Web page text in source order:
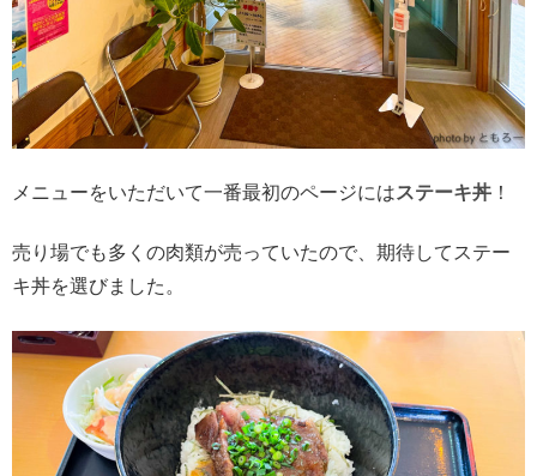
メニューをいただいて一番最初のページにはステーキ丼 ！
売り場でも多くの肉類が売っていたので、期待してステー
キ丼を選びました。